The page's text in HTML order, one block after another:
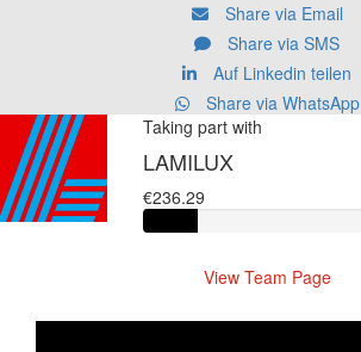
Share via Email
Share via SMS
Auf Linkedin teilen
Share via WhatsApp
Taking part with
LAMILUX
€236.29
View Team Page